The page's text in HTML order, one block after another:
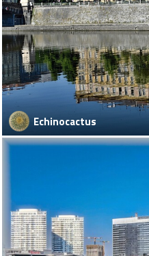
Echinocactus